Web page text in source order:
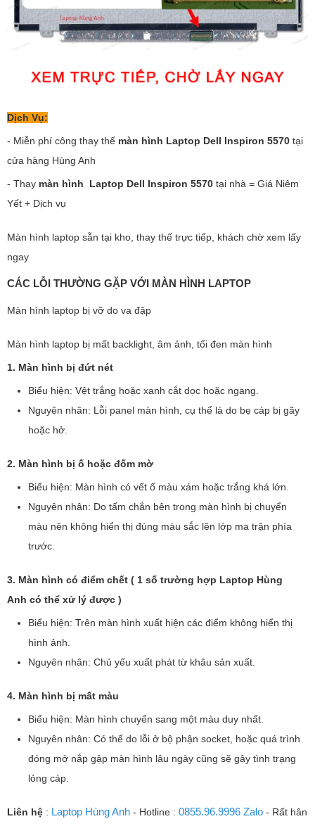
Dịch Vụ:
- Miễn phí công thay thế màn hình Laptop Dell Inspiron 5570 tại
cửa hàng Hùng Anh
- Thay màn hình Laptop Dell Inspiron 5570 tại nhà = Giá Niêm
Yết + Dịch vụ
Màn hình laptop sẵn tại kho, thay thế trực tiếp, khách chờ xem lấy
ngay
CÁC LỖI THƯỜNG GẶP VỚI MÀN HÌNH LAPTOP
Màn hình laptop bị vỡ do va đập
Màn hình laptop bị mất backlight, âm ảnh, tối đen màn hình
1. Màn hình bị đứt nét
Biểu hiện: Vệt trắng hoặc xanh cắt dọc hoặc ngang.
Nguyên nhân: Lỗi panel màn hình, cụ thể là do bẹ cáp bị gãy
hoặc hở.
2. Màn hình bị ố hoặc đốm mờ
Biểu hiện: Màn hình có vết ố màu xám hoặc trắng khá lớn.
Nguyên nhân: Do tấm chắn bên trong màn hình bị chuyển
màu nên không hiển thị đúng màu sắc lên lớp ma trận phía
trước.
3. Màn hình có điểm chết ( 1 số trường hợp Laptop Hùng
Anh có thể xử lý được )
Biểu hiện: Trên màn hình xuất hiện các điểm không hiển thị
hình ảnh.
Nguyên nhân: Chủ yếu xuất phát từ khâu sản xuất.
4. Màn hình bị mất màu
Biểu hiện: Màn hình chuyển sang một màu duy nhất.
Nguyên nhân: Có thể do lỗi ở bộ phận socket, hoặc quá trình
đóng mở nắp gập màn hình lâu ngày cũng sẽ gây tình trạng
lỏng cáp.
Liên hệ : Laptop Hùng Anh - Hotline : 0855.96.9996 Zalo - Rất hân